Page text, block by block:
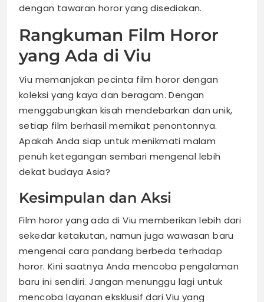
dengan tawaran horor yang disediakan.
Rangkuman Film Horor
yang Ada di Viu
Viu memanjakan pecinta film horor dengan
koleksi yang kaya dan beragam. Dengan
menggabungkan kisah mendebarkan dan unik,
setiap film berhasil memikat penontonnya.
Apakah Anda siap untuk menikmati malam
penuh ketegangan sembari mengenal lebih
dekat budaya Asia?
Kesimpulan dan Aksi
Film horor yang ada di Viu memberikan lebih dari
sekedar ketakutan, namun juga wawasan baru
mengenai cara pandang berbeda terhadap
horor. Kini saatnya Anda mencoba pengalaman
baru ini sendiri. Jangan menunggu lagi untuk
mencoba layanan eksklusif dari Viu yang